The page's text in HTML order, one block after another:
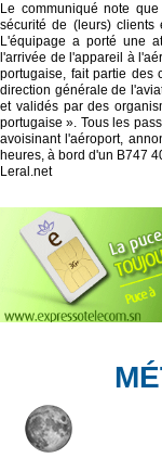
Le communiqué note
sécurité de (leurs) clients
L'équipage a porté une
l'arrivée de l'appareil à
portugaise, fait partie des
direction générale de
et validés par des
portugaise ». Tous les
avoisinant l'aéroport,
heures, à bord d'un B747
Leral.net